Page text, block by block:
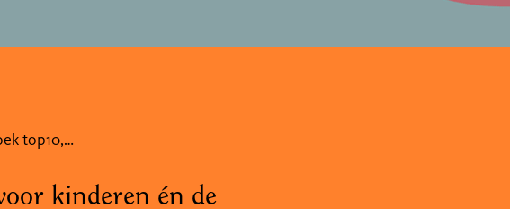
Dit is de prentenboek top10, 2024
kinderen én de